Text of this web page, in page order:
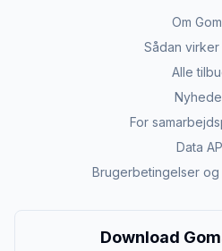
Om
Sådan virker
Alle
For
Data
Brugerbetingelser
Download